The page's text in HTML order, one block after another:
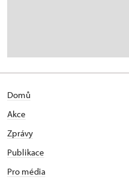
Domů
Akce
Zprávy
Publikace
Pro média